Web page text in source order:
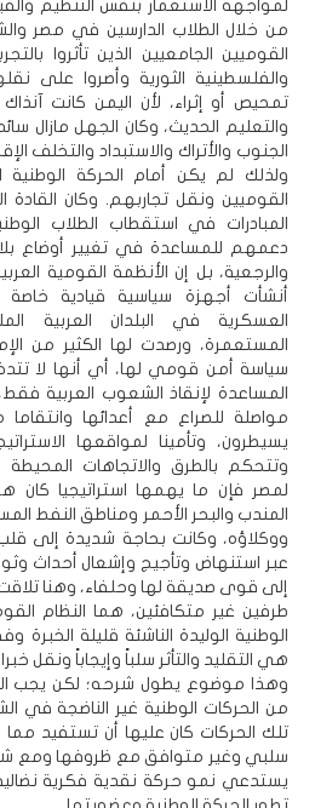
لمواجهة الاستعمار بنفس التنظيم
من خلال الطلاب الدارسين في مصر
القوميين الجامعيين الذين تأثروا
والفلسطينية الثورية وأصروا على
تمحيص أو إثراء، لأن اليمن كانت
والتعليم الحديث، وكان الجهل مازال
الجنوب والأتراك والاستبداد والتخلف
ولذلك لم يكن أمام الحركة الوطنية
القوميين ونقل تجاربهم. وكان
المبادرات في استقطاب الطلاب
دعمهم للمساعدة في تغيير أوضاع
والرجعية، بل إن الأنظمة القومية
أنشأت أجهزة سياسية قيادية خاصة
العسكرية في البلدان العربية
المستعمرة، ورصدت لها الكثير من
سياسة أمن قومي لها، أي أنها لا
المساعدة لإنقاذ الشعوب العربية
مواصلة للصراع مع أعدائها
يسيطرون، وتأمينا لمواقعها
وتتحكم بالطرق والاتجاهات المحيطة
لمصر فإن ما يهمها استراتيجيا كان
المندب والبحر الأحمر ومناطق النفط
ووكلاؤه، وكانت بحاجة شديدة إلى
عبر استنهاض وتأجيج وإشعال أحداث
إلى قوى صديقة لها وحلفاء، وهنا
طرفين غير متكافئين، هما النظام
الوطنية الوليدة الناشئة قليلة الخبرة
هي التقليد والتأثر سلباً وإيجاباً ونقل
وهذا موضوع يطول شرحه؛ لكن يجب
من الحركات الوطنية غير الناضجة في
تلك الحركات كان عليها أن تستفيد
سلبي وغير متوافق مع ظروفها ومع
يستدعي نمو حركة نقدية فكرية